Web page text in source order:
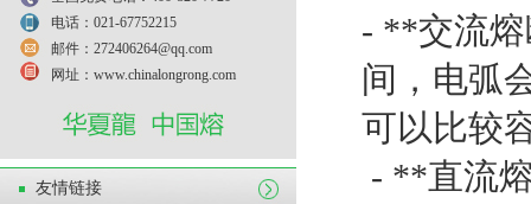
电话：021-67752215
邮件：272406264@qq.com
网址：www.chinalongrong.com
友情链接
- **交流
间，电弧
可以比较
- **直流